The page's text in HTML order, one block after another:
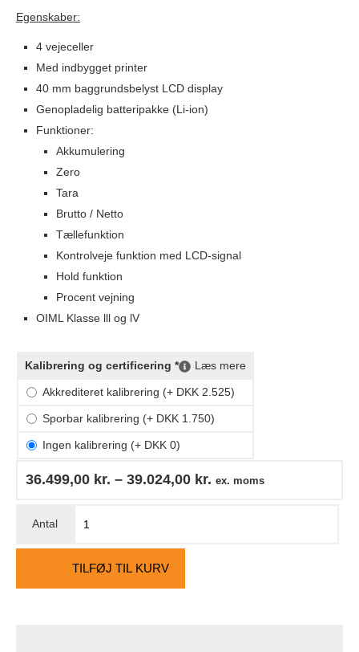
Egenskaber:
4 vejeceller
Med indbygget printer
40 mm baggrundsbelyst LCD display
Genopladelig batteripakke (Li-ion)
Funktioner:
Akkumulering
Zero
Tara
Brutto / Netto
Tællefunktion
Kontrolveje funktion med LCD-signal
Hold funktion
Procent vejning
OIML Klasse lll og lV
Kalibrering og certificering * Læs mere
Akkrediteret kalibrering (+ DKK 2.525)
Sporbar kalibrering (+ DKK 1.750)
Ingen kalibrering (+ DKK 0)
36.499,00 kr. – 39.024,00 kr. ex. moms
TILFØJ TIL KURV